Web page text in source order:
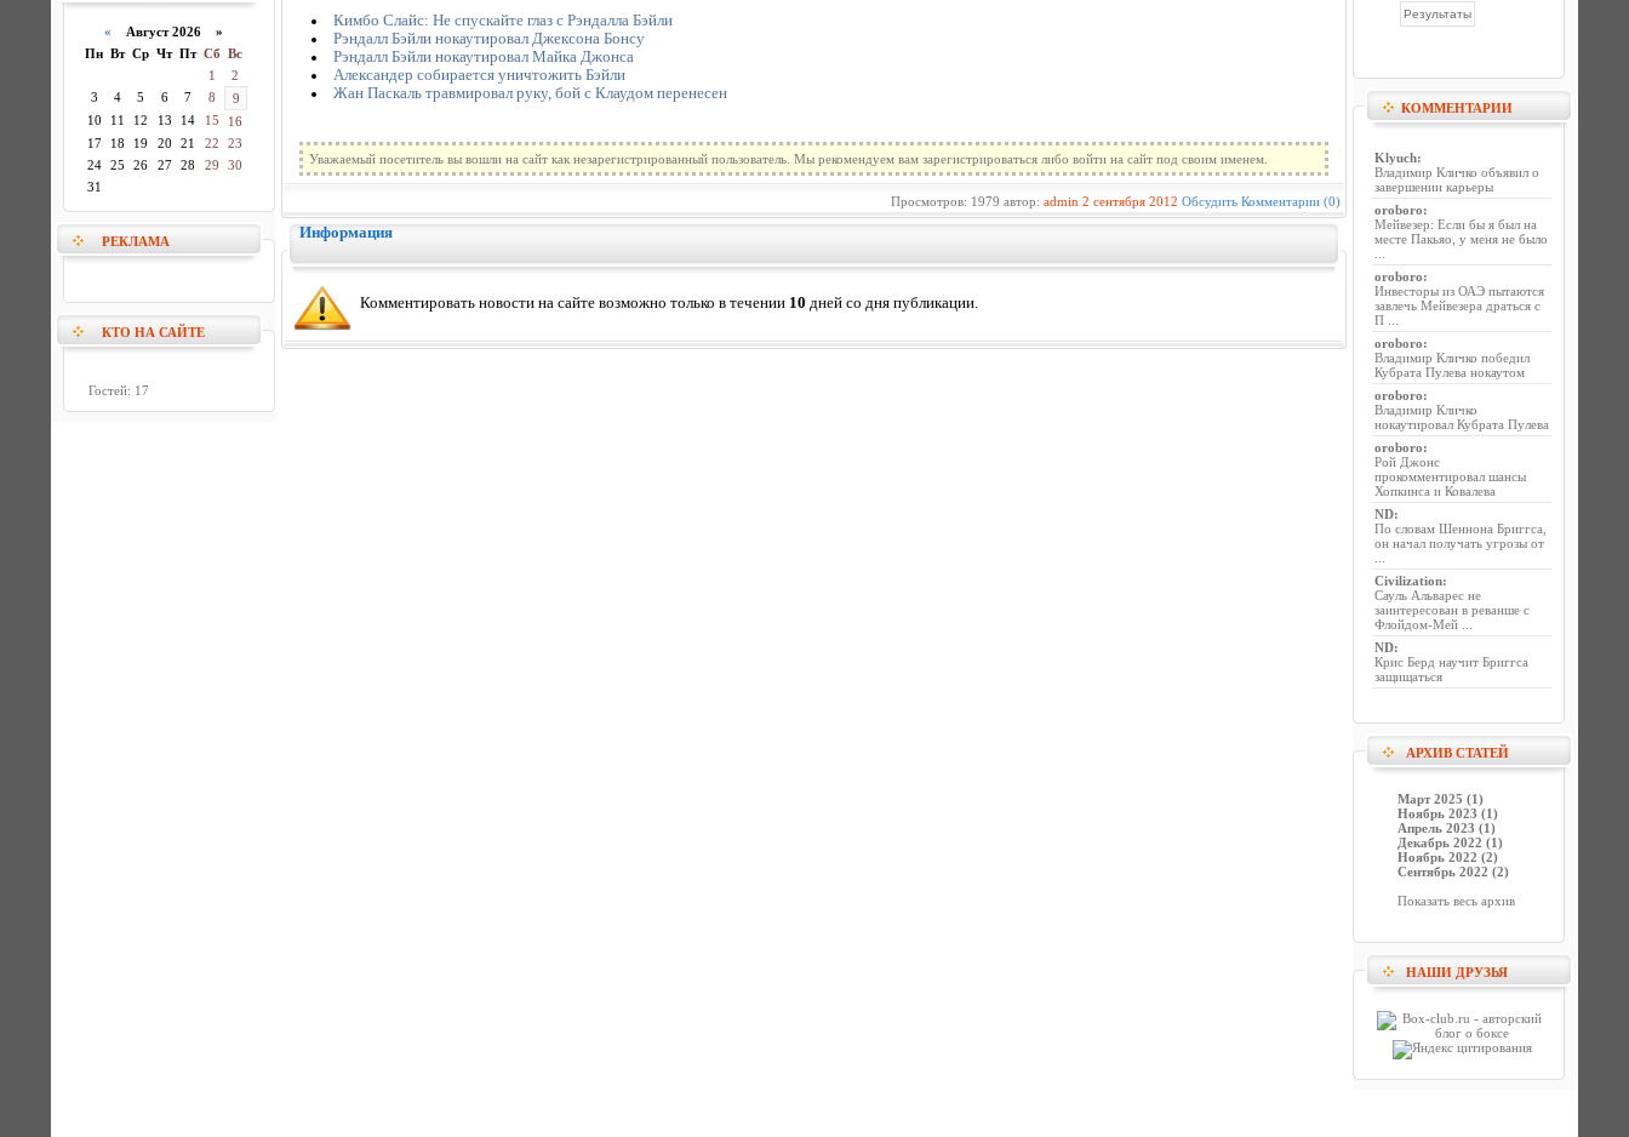
« Август 2026 »
Пн Вт Ср Чт Пт Сб Вс
1
2
3
4 5 6 7 8
9
10
11 12 13 14 15
16
17
18 19 20 21 22
23
24
25 26 27 28 29
30
31
РЕКЛАМА
КТО НА САЙТЕ
Гостей: 17
Кимбо Слайс: Не спускайте глаз с Рэндалла Бэйли
Рэндалл Бэйли нокаутировал Джексона Бонсу
Рэндалл Бэйли нокаутировал Майка Джонса
Александер собирается уничтожить Бэйли
Жан Паскаль травмировал руку, бой с Клаудом перенесен
Уважаемый посетитель вы вошли на сайт как незарегистрированный пользователь. Мы рекомендуем вам зарегистрироваться либо войти на сайт под своим именем.
Просмотров: 1979 автор: admin 2 сентября 2012 Обсудить Комментарии (0)
Информация
Комментировать новости на сайте возможно только в течении 10 дней со дня публикации.
КОММЕНТАРИИ
Klyuch:
Владимир Кличко объявил о
завершении карьеры
oroboro:
Мейвезер: Если бы я был на
месте Пакьяо, у меня не было
oroboro:
Инвесторы из ОАЭ пытаются
завлечь Мейвезера драться с
П ...
oroboro:
Владимир Кличко победил
Кубрата Пулева нокаутом
oroboro:
Владимир Кличко
нокаутировал Кубрата Пулева
oroboro:
Рой Джонс
прокомментировал шансы
Хопкинса и Ковалева
ND:
По словам Шеннона Бриггса,
он начал получать угрозы от
Civilization:
Сауль Альварес не
заинтересован в реванше с
Флойдом-Мей ...
ND:
Крис Берд научит Бриггса
защищаться
АРХИВ СТАТЕЙ
Март 2025 (1)
Ноябрь 2023 (1)
Апрель 2023 (1)
Декабрь 2022 (1)
Ноябрь 2022 (2)
Сентябрь 2022 (2)
Показать весь архив
НАШИ ДРУЗЬЯ